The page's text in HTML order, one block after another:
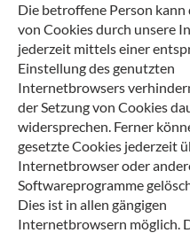
Die betroffene Person kann
von Cookies durch unsere
jederzeit mittels einer
Einstellung des genutzten
Internetbrowsers
der Setzung von Cookies
widersprechen. Ferner
gesetzte Cookies jederzeit
Internetbrowser oder
Softwareprogramme
Dies ist in allen gängigen
Internetbrowsern möglich.